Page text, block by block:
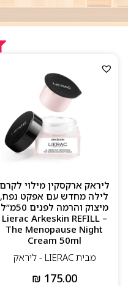
ליראק ארקסקין מילוי לקרם
לילה מחדש עם אפקט נפח,
מיצוק והרמה לפנים 50מ”ל
– Lierac Arkeskin REFILL
The Menopause Night
Cream 50ml
מבית LIERAC - ליראק
₪ 175.00